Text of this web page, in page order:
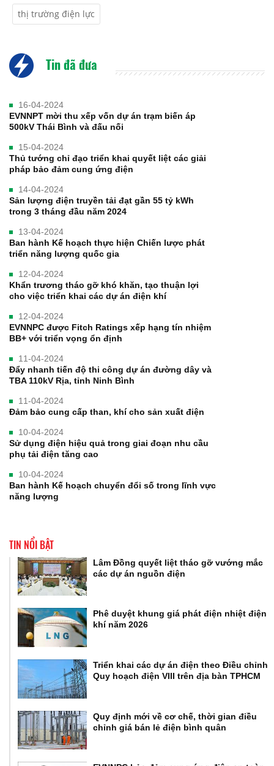
thị trường điện lực
Tin đã đưa
16-04-2024
EVNNPT mời thu xếp vốn dự án trạm biến áp
500kV Thái Bình và đấu nối
15-04-2024
Thủ tướng chỉ đạo triển khai quyết liệt các giải
pháp bảo đảm cung ứng điện
14-04-2024
Sản lượng điện truyền tải đạt gần 55 tỷ kWh
trong 3 tháng đầu năm 2024
13-04-2024
Ban hành Kế hoạch thực hiện Chiến lược phát
triển năng lượng quốc gia
12-04-2024
Khẩn trương tháo gỡ khó khăn, tạo thuận lợi
cho việc triển khai các dự án điện khí
12-04-2024
EVNNPC được Fitch Ratings xếp hạng tín nhiệm
BB+ với triển vọng ổn định
11-04-2024
Đẩy nhanh tiến độ thi công dự án đường dây và
TBA 110kV Rịa, tỉnh Ninh Bình
11-04-2024
Đảm bảo cung cấp than, khí cho sản xuất điện
10-04-2024
Sử dụng điện hiệu quả trong giai đoạn nhu cầu
phụ tải điện tăng cao
10-04-2024
Ban hành Kế hoạch chuyển đổi số trong lĩnh vực
năng lượng
TIN NỔI BẬT
Lâm Đồng quyết liệt tháo gỡ vướng mắc
các dự án nguồn điện
Phê duyệt khung giá phát điện nhiệt điện
khí năm 2026
Triển khai các dự án điện theo Điều chỉnh
Quy hoạch điện VIII trên địa bàn TPHCM
Quy định mới về cơ chế, thời gian điều
chỉnh giá bán lẻ điện bình quân